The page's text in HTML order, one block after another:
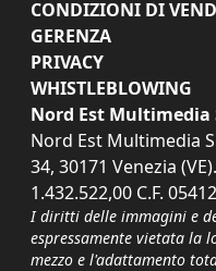
CONDIZIONI DI
GERENZA
PRIVACY
WHISTLEBLOWING
Nord Est Multimedia
Nord Est Multimedia
34, 30171 Venezia
1.432.522,00 C.F.
I diritti delle immagini e
espressamente vietata la
mezzo e l'adattamento